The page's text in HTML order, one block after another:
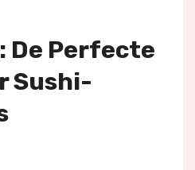
De Perfecte
Sushi-